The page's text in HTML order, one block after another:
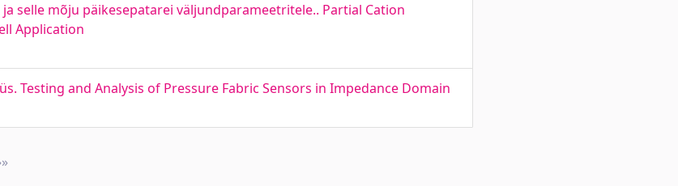
selle mõju päikesepatarei väljundparameetritele.. Partial Cation
Application
Testing and Analysis of Pressure Fabric Sensors in Impedance Domain